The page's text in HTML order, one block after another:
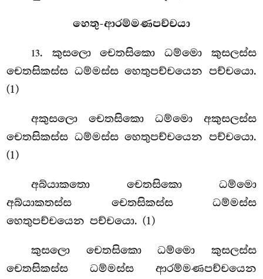
හෙතු-ආරම්මණපච්චයා
13. කුසලො චෙතසිකො ධම්මො කුසලස්ස
චෙතසිකස්ස ධම්මස්ස හෙතුපච්චයෙන පච්චයො.
(1)
අකුසලො චෙතසිකො ධම්මො අකුසලස්ස
චෙතසිකස්ස ධම්මස්ස හෙතුපච්චයෙන පච්චයො.
(1)
අබ්යාකතො චෙතසිකො ධම්මො
අබ්යාකතස්ස චෙතසිකස්ස ධම්මස්ස
හෙතුපච්චයෙන පච්චයො. (1)
කුසලො චෙතසිකො ධම්මො කුසලස්ස
චෙතසිකස්ස ධම්මස්ස ආරම්මණපච්චයෙන